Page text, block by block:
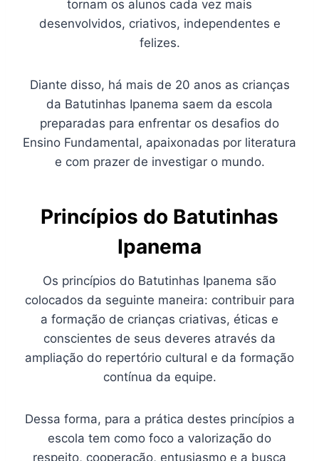
tornam os alunos cada vez mais
desenvolvidos, criativos, independentes e
felizes.
Diante disso, há mais de 20 anos as crianças
da Batutinhas Ipanema saem da escola
preparadas para enfrentar os desafios do
Ensino Fundamental, apaixonadas por literatura
e com prazer de investigar o mundo.
Princípios do Batutinhas
Ipanema
Os princípios do Batutinhas Ipanema são
colocados da seguinte maneira: contribuir para
a formação de crianças criativas, éticas e
conscientes de seus deveres através da
ampliação do repertório cultural e da formação
contínua da equipe.
Dessa forma, para a prática destes princípios a
escola tem como foco a valorização do
respeito, cooperação, entusiasmo e a busca